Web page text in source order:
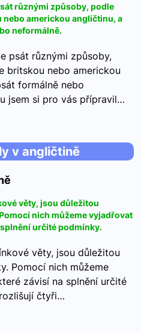
různými způsoby, podle
americkou angličtinu, a
neformálně.
psát různými způsoby,
britskou nebo americkou
formálně nebo
jsem si pro vás přípravil…
v angličtině
věty, jsou důležitou
nich můžeme vyjadřovat
určité podmínky.
věty, jsou důležitou
Pomocí nich můžeme
závisí na splnění určité
čtyři…